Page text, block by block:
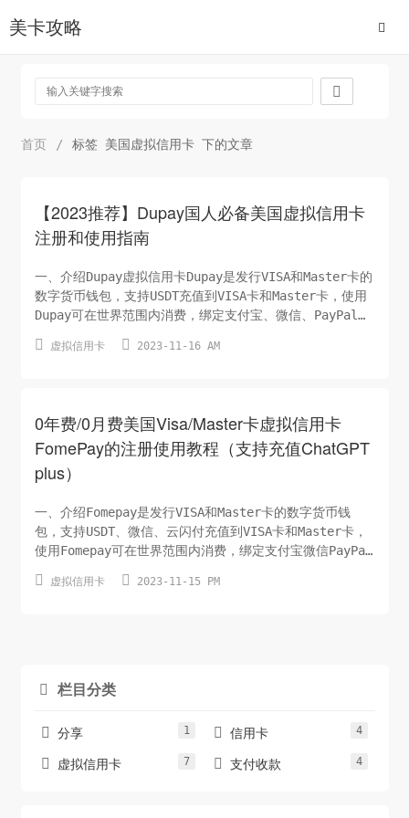
美卡攻略

首页 / 标签 美国虚拟信用卡 下的文章
【2023推荐】Dupay国人必备美国虚拟信用卡
注册和使用指南
一、介绍Dupay虚拟信用卡Dupay是发行VISA和Master卡的
数字货币钱包，支持USDT充值到VISA卡和Master卡，使用
Dupay可在世界范围内消费，绑定支付宝、微信、PayPal等
宝买东西，在美团点外卖，给中石油充值哦。同时，也能拿
 虚拟信用卡  2023-11-16 AM
0年费/0月费美国Visa/Master卡虚拟信用卡
FomePay的注册使用教程（支持充值ChatGPT
plus）
一、介绍Fomepay是发行VISA和Master卡的数字货币钱
包，支持USDT、微信、云闪付充值到VISA卡和Master卡，
使用Fomepay可在世界范围内消费，绑定支付宝微信PayPal
开销，对于币圈人士，避免OTC风险Fomepay的安全性不用
 虚拟信用卡  2023-11-15 PM
 栏目分类
 分享 1  信用卡 4
 虚拟信用卡 7  支付收款 4